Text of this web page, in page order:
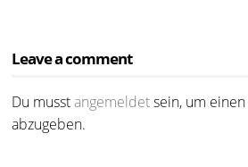
Leave a comment
Du musstangemeldetsein, um
abzugeben.